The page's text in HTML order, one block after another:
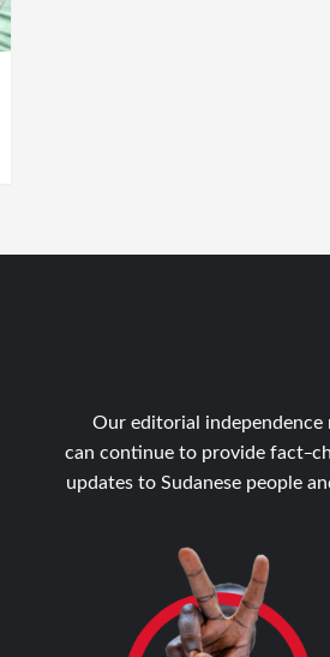
Our editorial
can continue to provide fact-
updates to Sudanese people